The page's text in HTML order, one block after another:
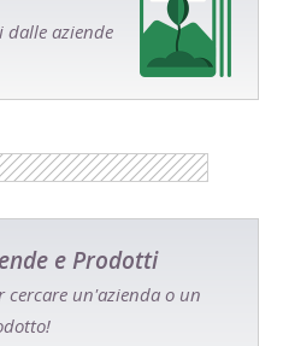
dalle aziende
e Prodotti
cercare un'azienda o un